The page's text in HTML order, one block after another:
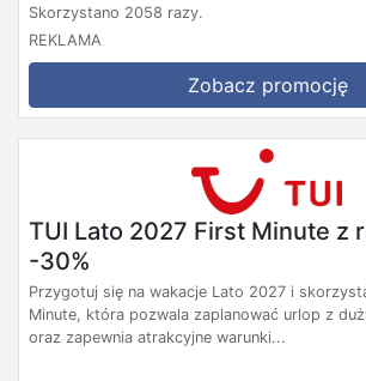
Skorzystano 2058 razy.
REKLAMA
Zobacz promocję
TUI Lato 2027 First Minute z
-30%
Przygotuj się na wakacje Lato 2027 i
Minute, która pozwala zaplanować urlop z
oraz zapewnia atrakcyjne warunki...